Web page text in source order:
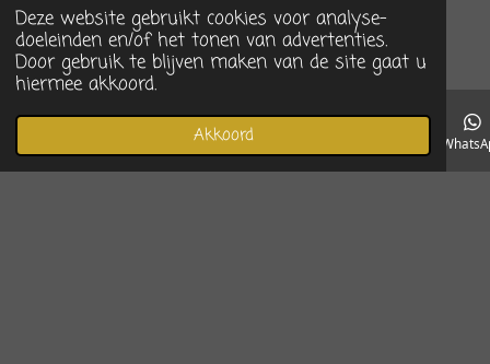
Deze website gebruikt cookies voor analyse-
doeleinden en/of het tonen van advertenties.
Door gebruik te blijven maken van de site gaat u
hiermee akkoord.
Akkoord
Telefoonnummer